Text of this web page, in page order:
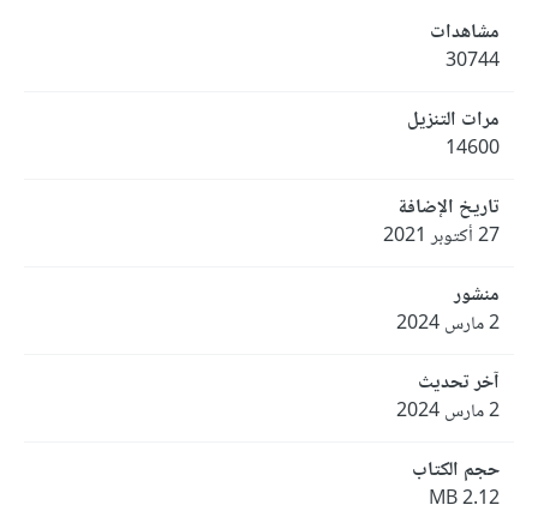
مشاهدات
30744
مرات التنزيل
14600
تاريخ الإضافة
27 أكتوبر 2021
منشور
2 مارس 2024
آخر تحديث
2 مارس 2024
حجم الكتاب
2.12 MB